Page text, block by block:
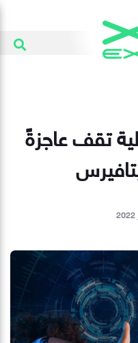
تقف عاجزةً